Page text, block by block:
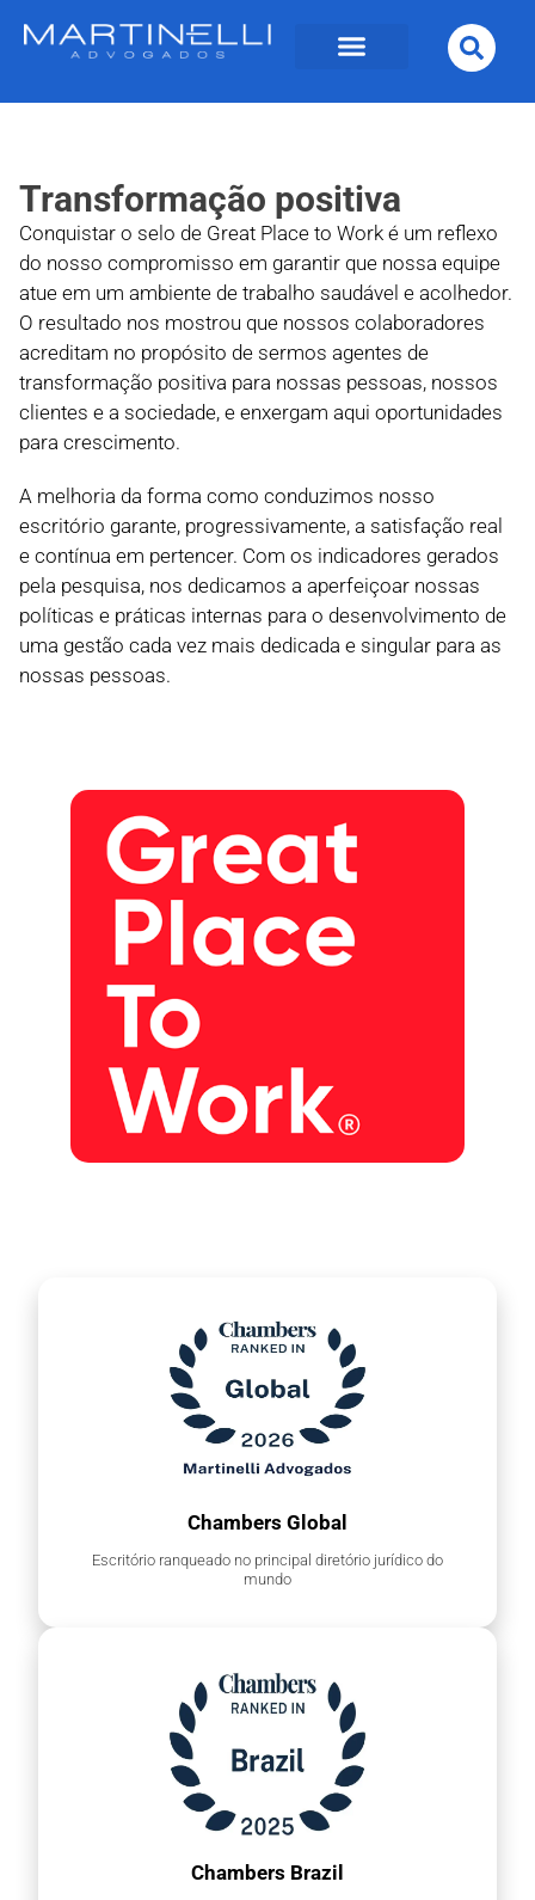
Transformação positiva
Conquistar o selo de Great Place to Work é um reflexo
do nosso compromisso em garantir que nossa equipe
atue em um ambiente de trabalho saudável e acolhedor.
O resultado nos mostrou que nossos colaboradores
acreditam no propósito de sermos agentes de
transformação positiva para nossas pessoas, nossos
clientes e a sociedade, e enxergam aqui oportunidades
para crescimento.
A melhoria da forma como conduzimos nosso
escritório garante, progressivamente, a satisfação real
e contínua em pertencer. Com os indicadores gerados
pela pesquisa, nos dedicamos a aperfeiçoar nossas
políticas e práticas internas para o desenvolvimento de
uma gestão cada vez mais dedicada e singular para as
nossas pessoas.
Chambers Global
Escritório ranqueado no principal diretório jurídico do
mundo
Chambers Brazil